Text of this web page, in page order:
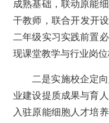
成熟基础，联动原能
干教师，联合开发开
二年级实习实践前置
现课堂教学与行业岗位
二是实施校企定
业建设提质成果与育
入驻原能细胞人才培